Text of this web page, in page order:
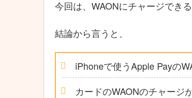
今回は、WAONにチャージでき
結論から言うと、
iPhoneで使うApple Payの
カードのWAONのチャージ